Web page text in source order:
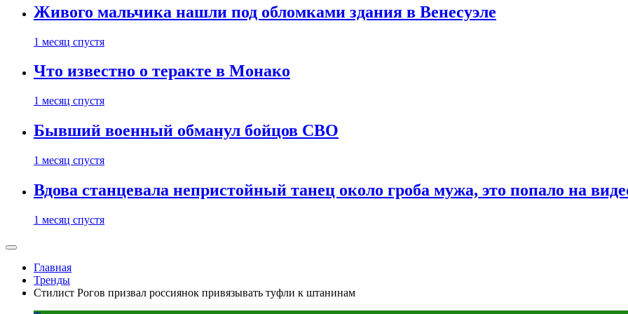
Живого мальчика нашли под обломками здания в Венесуэле
1 месяц спустя
Что известно о теракте в Монако
1 месяц спустя
Бывший военный обманул бойцов СВО
1 месяц спустя
Вдова станцевала непристойный танец около гроба мужа, это попало на
1 месяц спустя
Главная
Тренды
Стилист Рогов призвал россиянок привязывать туфли к штанинам